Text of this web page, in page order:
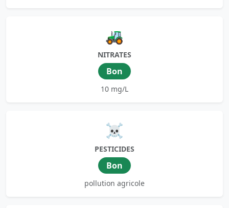
🚜
NITRATES
Bon
10 mg/L
☠️
PESTICIDES
Bon
pollution agricole